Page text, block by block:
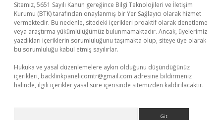
Sitemiz, 5651 Sayılı Kanun gereğince Bilgi Teknolojileri ve İletişim
Kurumu (BTK) tarafından onaylanmış bir Yer Sağlayıcı olarak hizmet
vermektedir. Bu nedenle, sitedeki içerikleri proaktif olarak denetleme
veya araştırma yükümlülüğümüz bulunmamaktadır. Ancak, üyelerimiz
yazdıkları içeriklerin sorumluluğunu taşımakta olup, siteye üye olarak
bu sorumluluğu kabul etmiş sayılırlar.
Hukuka ve yasal düzenlemelere aykırı olduğunu düşündüğünüz
içerikleri, backlinkpanelicomtr@gmail.com adresine bildirmeniz
halinde, ilgili içerikler yasal süre içerisinde sitemizden kaldırılacaktır.